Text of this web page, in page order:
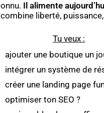
Il alimente
combine liberté,
Tu veux :
ajouter une boutique un
intégrer un système de
créer une landing page
optimiser ton SEO ?